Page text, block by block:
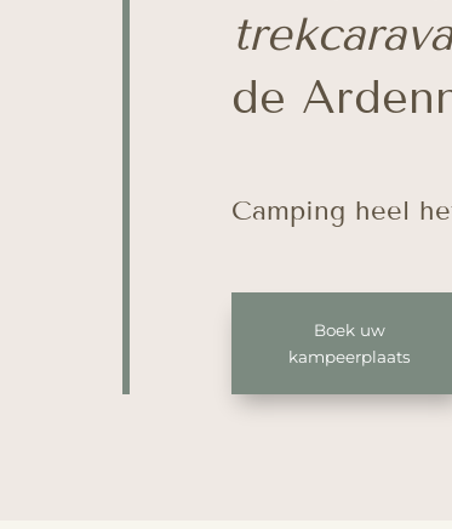
de
Camping heel
Boek uw
kampeerplaats